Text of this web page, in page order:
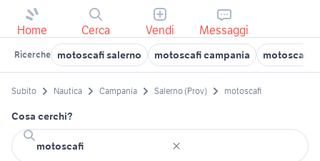
Home Cerca Vendi Messaggi
Ricerche motoscafi salerno motoscafi campania motoscafi
Subito Nautica Campania Salerno (Prov) motoscafi
Cosa cerchi?